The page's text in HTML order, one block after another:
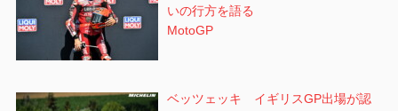
いの行方を語る
MotoGP
ベッツェッキ イギリスGP出場が認